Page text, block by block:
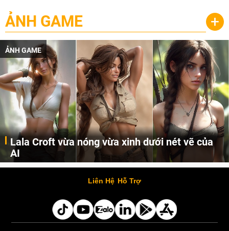
ẢNH GAME +
ẢNH GAME
Lala Croft vừa nóng vừa xinh dưới nét vẽ của
AI
Cùng đến với những hình ảnh Lala Croft của Tomb Raider dưới nét vẽ của AI. Một cô nàng xinh đẹp, nóng bỏng nhưng cũng rắn rỏi và mạnh mẽ.
Liên Hệ Hỗ Trợ